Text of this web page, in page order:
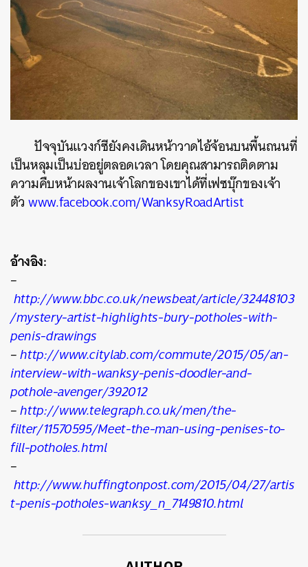
ปัจจุบันแวงก์ซียังคงเดินหน้าวาดไอ้จ้อนบนพื้นถนนที่
เป็นหลุมเป็นบ่ออยู่ตลอดเวลา โดยคุณสามารถติดตาม
ความคืบหน้าผลงานเจ้าโลกของเขาได้ที่เฟซบุ๊กของเจ้า
ตัวwww.facebook.com/WanksyRoadArtist
อ้างอิง:
–
http://www.bbc.co.uk/newsbeat/article/32448103
/mystery-artist-highlights-bury-potholes-with-
penis-drawings
–http://www.citylab.com/commute/2015/05/an-
interview-with-wanksy-penis-doodler-and-
pothole-avenger/392012
–http://www.telegraph.co.uk/men/the-
filter/11570595/Meet-the-man-using-penises-to-
fill-potholes.html
–
http://www.huffingtonpost.com/2015/04/27/artis
t-penis-potholes-wanksy_n_7149810.html